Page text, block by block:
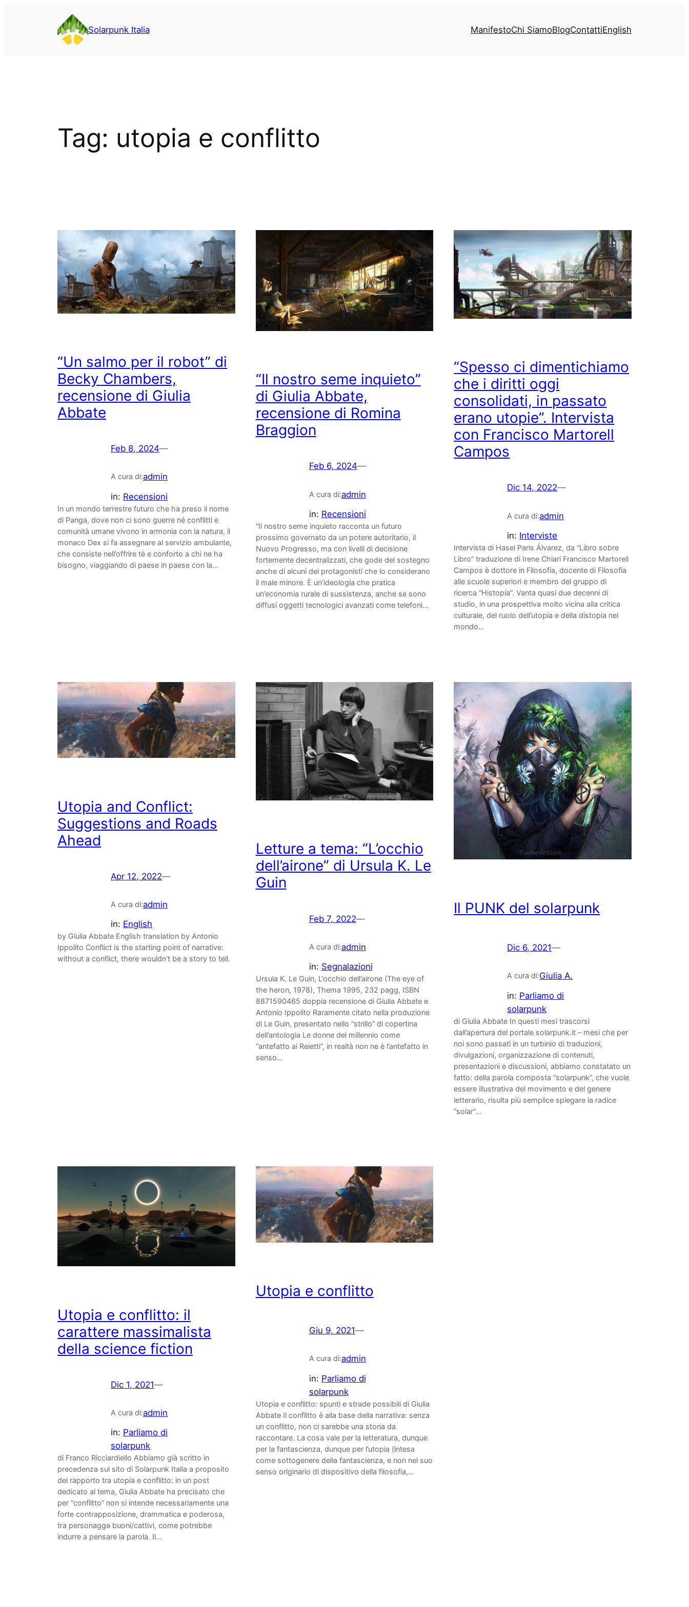
Solarpunk Italia ManifestoChi SiamoBlogContattiEnglish
Tag: utopia e conflitto
“Un salmo per il robot” di
Becky Chambers,
recensione di Giulia
Abbate
Feb 8, 2024—
A cura di:admin
in: Recensioni
In un mondo terrestre futuro che ha preso il nome
di Panga, dove non ci sono guerre né conflitti e
comunità umane vivono in armonia con la natura, il
monaco Dex si fa assegnare al servizio ambulante,
che consiste nell’offrire tè e conforto a chi ne ha
bisogno, viaggiando di paese in paese con la…
“Il nostro seme inquieto”
di Giulia Abbate,
recensione di Romina
Braggion
Feb 6, 2024—
A cura di:admin
in: Recensioni
“Il nostro seme inquieto racconta un futuro
prossimo governato da un potere autoritario, il
Nuovo Progresso, ma con livelli di decisione
fortemente decentralizzati, che gode del sostegno
anche di alcuni dei protagonisti che lo considerano
il male minore. È un’ideologia che pratica
un’economia rurale di sussistenza, anche se sono
diffusi oggetti tecnologici avanzati come telefoni…
“Spesso ci dimentichiamo
che i diritti oggi
consolidati, in passato
erano utopie”. Intervista
con Francisco Martorell
Campos
Dic 14, 2022—
A cura di:admin
in: Interviste
Intervista di Hasel Paris Álvarez, da “Libro sobre
Libro” traduzione di Irene Chiari Francisco Martorell
Campos è dottore in Filosofia, docente di Filosofia
alle scuole superiori e membro del gruppo di
ricerca “Histopía”. Vanta quasi due decenni di
studio, in una prospettiva molto vicina alla critica
culturale, del ruolo dell’utopia e della distopia nel
mondo…
Utopia and Conflict:
Suggestions and Roads
Ahead
Apr 12, 2022—
A cura di:admin
in: English
by Giulia Abbate English translation by Antonio
Ippolito Conflict is the starting point of narrative:
without a conflict, there wouldn’t be a story to tell.
Letture a tema: “L’occhio
dell’airone” di Ursula K. Le
Guin
Feb 7, 2022—
A cura di:admin
in: Segnalazioni
Ursula K. Le Guin, L’occhio dell’airone (The eye of
the heron, 1978), Thema 1995, 232 pagg, ISBN
8871590465 doppia recensione di Giulia Abbate e
Antonio Ippolito Raramente citato nella produzione
di Le Guin, presentato nello “strillo” di copertina
dell’antologia Le donne del millennio come
“antefatto ai Reietti”, in realtà non ne è l’antefatto in
senso…
Il PUNK del solarpunk
Dic 6, 2021—
A cura di:Giulia A.
in: Parliamo di
solarpunk
di Giulia Abbate In questi mesi trascorsi
dall’apertura del portale solarpunk.it – mesi che per
noi sono passati in un turbinio di traduzioni,
divulgazioni, organizzazione di contenuti,
presentazioni e discussioni, abbiamo constatato un
fatto: della parola composta “solarpunk”, che vuole
essere illustrativa del movimento e del genere
letterario, risulta più semplice spiegare la radice
“solar”…
Utopia e conflitto: il
carattere massimalista
della science fiction
Dic 1, 2021—
A cura di:admin
in: Parliamo di
solarpunk
di Franco Ricciardiello Abbiamo già scritto in
precedenza sul sito di Solarpunk Italia a proposito
del rapporto tra utopia e conflitto: in un post
dedicato al tema, Giulia Abbate ha precisato che
per “conflitto” non si intende necessariamente una
forte contrapposizione, drammatica e poderosa,
tra personaggǝ buoni/cattivi, come potrebbe
indurre a pensare la parola. Il…
Utopia e conflitto
Giu 9, 2021—
A cura di:admin
in: Parliamo di
solarpunk
Utopia e conflitto: spunti e strade possibili di Giulia
Abbate Il conflitto è alla base della narrativa: senza
un conflitto, non ci sarebbe una storia da
raccontare. La cosa vale per la letteratura, dunque
per la fantascienza, dunque per l’utopia (intesa
come sottogenere della fantascienza, e non nel suo
senso originario di dispositivo della filosofia,…